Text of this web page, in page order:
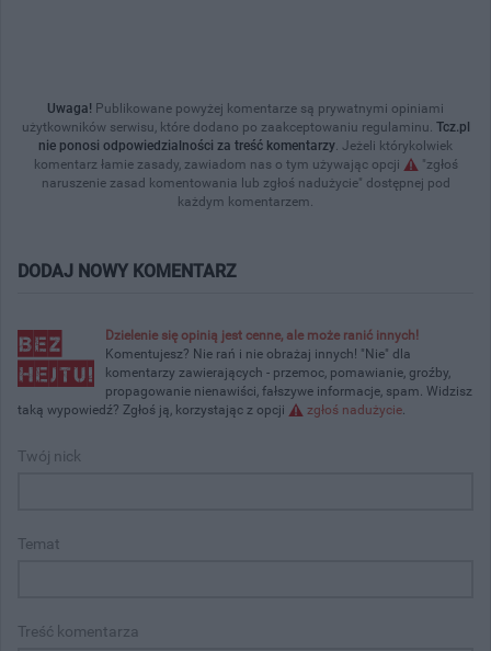
Uwaga! Publikowane powyżej komentarze są prywatnymi opiniami
użytkowników serwisu, które dodano po zaakceptowaniu regulaminu. Tcz.pl
nie ponosi odpowiedzialności za treść komentarzy. Jeżeli którykolwiek
komentarz łamie zasady, zawiadom nas o tym używając opcji
"zgłoś
naruszenie zasad komentowania lub zgłoś nadużycie" dostępnej pod
każdym komentarzem.
DODAJ NOWY KOMENTARZ
Dzielenie się opinią jest cenne, ale może ranić innych!
Komentujesz? Nie rań i nie obrażaj innych! "Nie" dla
komentarzy zawierających - przemoc, pomawianie, groźby,
propagowanie nienawiści, fałszywe informacje, spam. Widzisz
taką wypowiedź? Zgłoś ją, korzystając z opcji
zgłoś nadużycie.
Twój nick
Temat
Treść komentarza